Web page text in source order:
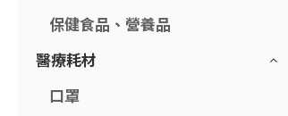
保健食品、營養品
醫療耗材
口罩